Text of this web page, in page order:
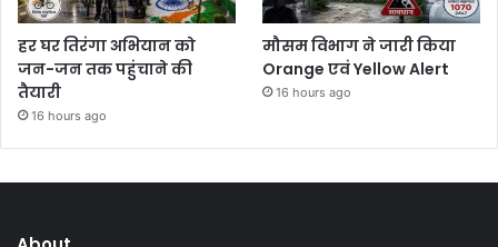
हर घर तिरंगा अभियान को
जन-जन तक पहुंचाने की
तैयारी
16 hours ago
मौसम विभाग ने जारी किया
Orange एवं Yellow Alert
16 hours ago